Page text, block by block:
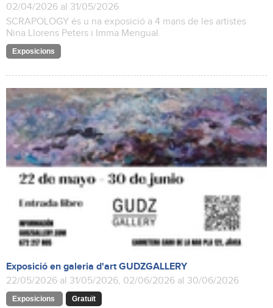
02/04/2026 al 31/05/2026
SCRAPOLOGY és u na exposició a 4 mans de les artistes
Nina Llorens Peters i Imma Mengual.
Exposicions
Exposició en galeria d'art GUDZGALLERY
22/05/2026 al 31/05/2026, 02/06/2026 al 30/06/2026
Exposicions Gratuït